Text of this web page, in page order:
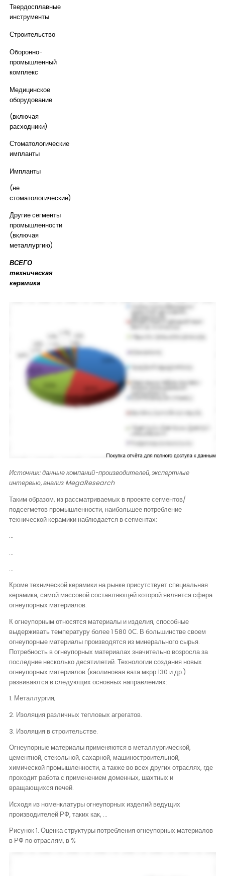
Твердосплавные
инструменты
Строительство
Оборонно-
промышленный
комплекс
Медицинское
оборудование
(включая
расходники)
Стоматологические
импланты
Импланты
(не
стоматологические)
Другие сегменты
промышленности
(включая
металлургию)
ВСЕГО
техническая
керамика
Источник: данные компаний-производителей, экспертные
интервью, анализ MegaResearch
Таким образом, из рассматриваемых в проекте сегментов/
подсегметов промышленности, наибольшее потребление
технической керамики наблюдается в сегментах:
…
…
…
Кроме технической керамики на рынке присутствует специальная
керамика, самой массовой составляющей которой является сфера
огнеупорных материалов.
К огнеупорным относятся материалы и изделия, способные
выдерживать температуру более 1 580 0С. В большинстве своем
огнеупорные материалы производятся из минерального сырья.
Потребность в огнеупорных материалах значительно возросла за
последние несколько десятилетий. Технологии создания новых
огнеупорных материалов (каолиновая вата мкрр 130 и др.)
развиваются в следующих основных направлениях:
1. Металлургия;
2. Изоляция различных тепловых агрегатов.
3. Изоляция в строительстве.
Огнеупорные материалы применяются в металлургической,
цементной, стекольной, сахарной, машиностроительной,
химической промышленности, а также во всех других отраслях, где
проходит работа с применением доменных, шахтных и
вращающихся печей.
Исходя из номенклатуры огнеупорных изделий ведущих
производителей РФ, таких как, …
Рисунок 1. Оценка структуры потребления огнеупорных материалов
в РФ по отраслям, в %